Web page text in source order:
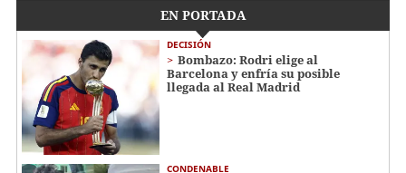
EN PORTADA
DECISIÓN
Bombazo: Rodri elige al
Barcelona y enfría su posible
llegada al Real Madrid
CONDENABLE